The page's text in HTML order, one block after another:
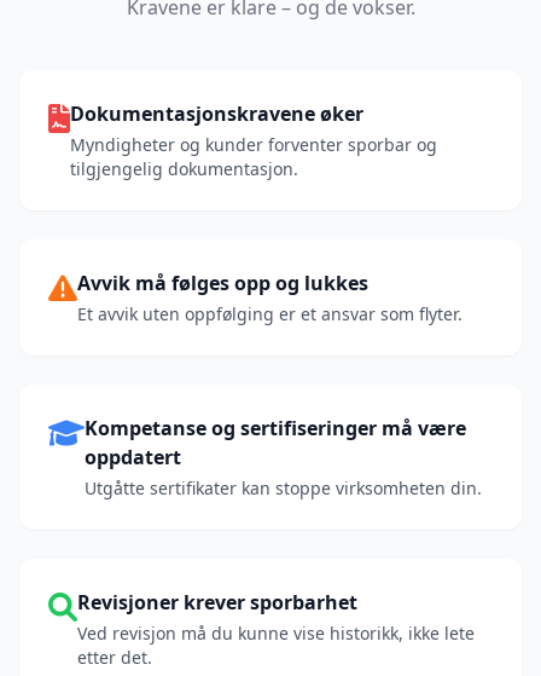
Kravene er klare – og de vokser.
Dokumentasjonskravene øker
Myndigheter og kunder forventer sporbar og
tilgjengelig dokumentasjon.
Avvik må følges opp og lukkes
Et avvik uten oppfølging er et ansvar som flyter.
Kompetanse og sertifiseringer må være
oppdatert
Utgåtte sertifikater kan stoppe virksomheten din.
Revisjoner krever sporbarhet
Ved revisjon må du kunne vise historikk, ikke lete
etter det.